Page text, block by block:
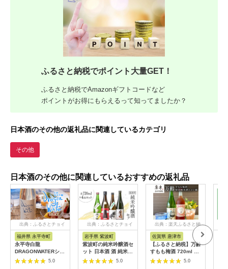
ふるさと納税でポイント大量GET！
ふるさと納税でAmazonギフトコードなど
ポイントがお得にもらえるって知ってましたか？
日本酒のその他の返礼品に関連しているカテゴリ
その他
日本酒のその他に関連しているおすすめの返礼品
出典：ふるさとチョイ
ス
福井県 永平寺町
永平寺白龍
DRAGONWATERシル
キー 720ml 4合 / 酒
贈答用 永平寺町 お酒
5.0
出典：ふるさとチョイ
ス
岩手県 紫波町
紫波町の純米吟醸酒セ
ット 日本酒 酒 純米吟
醸 月の輪 吾妻嶺 堀の
井 廣喜 美山錦 吟ぎん
5.0
出典：楽天ふるさと納
佐賀県 唐津市
【ふるさと納税】万齢
すもも梅酒 720ml 1
本 特別純米酒ニャン
齢720ml 1本 唐津産
5.0